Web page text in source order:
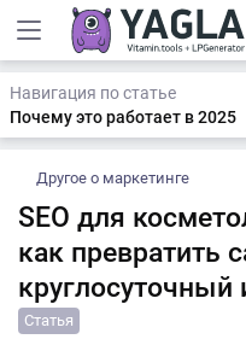
Навигация по статье
Почему это работает в 2025
Другое о маркетинге
SEO для
как превратить
круглосуточный
Статья